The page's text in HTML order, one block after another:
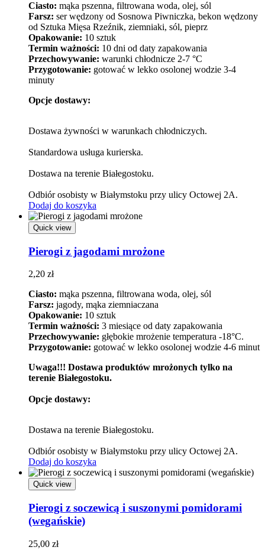
Ciasto: mąka pszenna, filtrowana woda, olej, sól
Farsz: ser wędzony od Sosnowa Piwniczka, bekon wędzony
od Sztuka Mięsa Rzeźnik, ziemniaki, sól, pieprz
Opakowanie: 10 sztuk
Termin ważności: 10 dni od daty zapakowania
Przechowywanie: warunki chłodnicze 2-7 °C
Przygotowanie: gotować w lekko osolonej wodzie 3-4
minuty
Opcje dostawy:
Dostawa żywności w warunkach chłodniczych.
Standardowa usługa kurierska.
Dostawa na terenie Białegostoku.
Odbiór osobisty w Białymstoku przy ulicy Octowej 2A.
Dodaj do koszyka
Quick view
Pierogi z jagodami mrożone
2,20 zł
Ciasto: mąka pszenna, filtrowana woda, olej, sól
Farsz: jagody, mąka ziemniaczana
Opakowanie: 10 sztuk
Termin ważności: 3 miesiące od daty zapakowania
Przechowywanie: głębokie mrożenie temperatura -18°C.
Przygotowanie: gotować w lekko osolonej wodzie 4-6 minut
Uwaga!!! Dostawa produktów mrożonych tylko na
terenie Białegostoku.
Opcje dostawy:
Dostawa na terenie Białegostoku.
Odbiór osobisty w Białymstoku przy ulicy Octowej 2A.
Dodaj do koszyka
Quick view
Pierogi z soczewicą i suszonymi pomidorami
(wegańskie)
25,00 zł